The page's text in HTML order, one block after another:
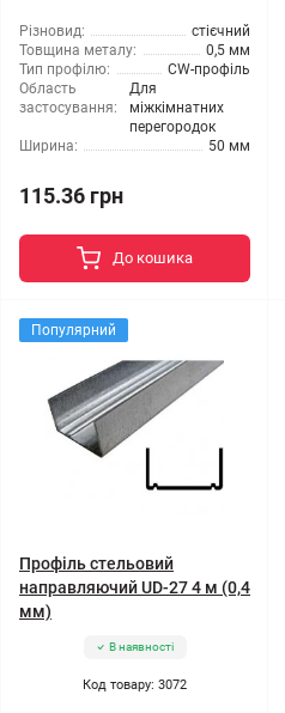
Різновид:
стієчний
Товщина металу:
0,5 мм
Тип профілю:
CW-профіль
Область
застосування:
Для
міжкімнатних
перегородок
Ширина:
50 мм
115.36 грн
До кошика
Популярний
Профіль стельовий
направляючий UD-27 4 м (0,4
мм)
В наявності
Код товару: 3072